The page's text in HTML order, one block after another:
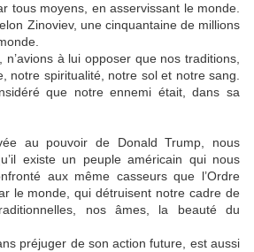
tous moyens, en asservissant le monde.
Zinoviev, une cinquantaine de millions
à lui opposer que nos traditions,
notre spiritualité, notre sol et notre sang.
que notre ennemi était, dans sa
au pouvoir de Donald Trump, nous
existe un peuple américain qui nous
aux même casseurs que l’Ordre
le monde, qui détruisent notre cadre de
nos âmes, la beauté du
préjuger de son action future, est aussi